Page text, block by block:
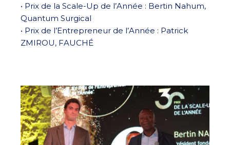
• Prix de la Scale-Up de l’Année : Bertin Nahum,
Quantum Surgical
• Prix de l’Entrepreneur de l’Année : Patrick
ZMIROU, FAUCHÉ